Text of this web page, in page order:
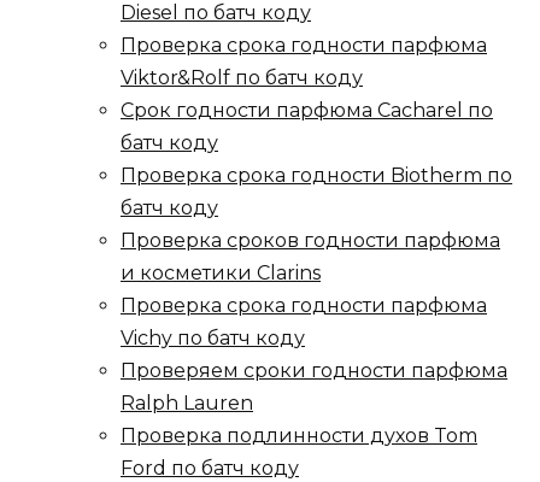
Diesel по батч коду
Проверка срока годности парфюма
Viktor&Rolf по батч коду
Срок годности парфюма Cacharel по
батч коду
Проверка срока годности Biotherm по
батч коду
Проверка сроков годности парфюма
и косметики Clarins
Проверка срока годности парфюма
Vichy по батч коду
Проверяем сроки годности парфюма
Ralph Lauren
Проверка подлинности духов Tom
Ford по батч коду